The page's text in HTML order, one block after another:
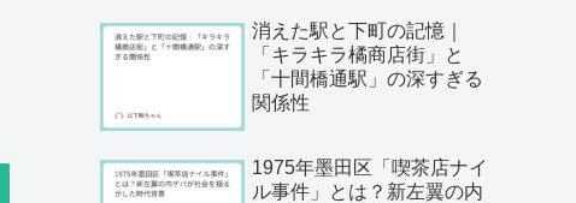
消えた駅と下町の記憶｜
「キラキラ橘商店街」と
「十間橋通駅」の深すぎる
関係性
1975年墨田区「喫茶店ナイ
ル事件」とは？新左翼の内